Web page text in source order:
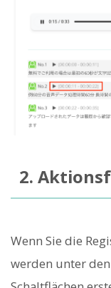
2.
Wenn Sie die
werden unter